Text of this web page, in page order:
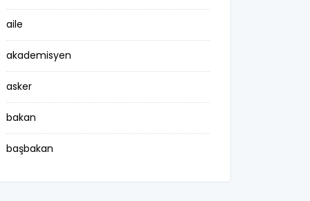
aile
akademisyen
asker
bakan
başbakan
belediye başkanı